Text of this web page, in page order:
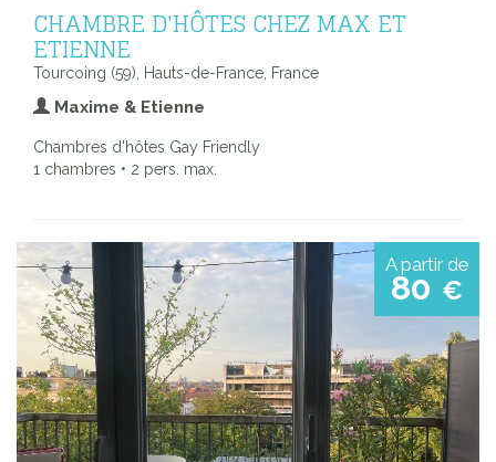
CHAMBRE D'HÔTES CHEZ MAX ET
ETIENNE
Tourcoing (59), Hauts-de-France, France
Maxime & Etienne
Chambres d'hôtes Gay Friendly
1 chambres • 2 pers. max.
A partir de
80 €